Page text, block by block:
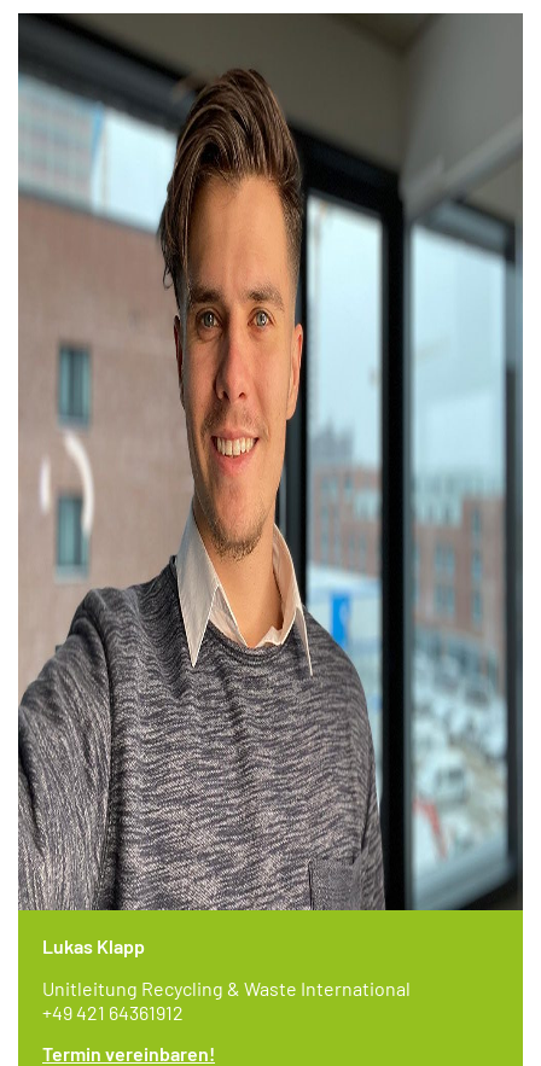
Lukas Klapp
Unitleitung Recycling & Waste International
+49 421 64361912
Termin vereinbaren!